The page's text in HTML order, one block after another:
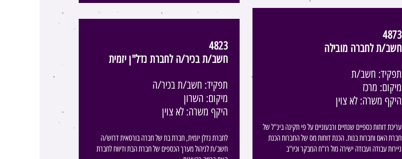
4873
חשב/ת לחברה מובילה
תפקיד: חשב/ת
מיקום: מרכז
היקף משרה: לא צוין
עריכת דוחות כספיים שנתיים ורבעוניים על פי תקינה בינ"ל של
חברת האם וחברות בנות. הכנת דוחות מס של החברות הכנת
ניירות עבודה ועבודה ישירה מול רו"ח המבקר וכיו"ב
4823
חשב/ת בכיר/ה לחברת נדל"ן יזמית
תפקיד: חשב/ת בכיר/ה
מיקום: השרון
היקף משרה: לא צוין
לחברת נדלן יזמית, חברת בת של חברה בורסאית דרוש/ה
חשב/ת לניהול מערך הכספים של חברת הבת ודיווח לחברת